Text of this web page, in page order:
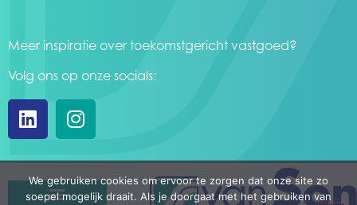
Meer inspiratie over toekomstgericht vastgoed?
Volg ons op onze socials:
We gebruiken cookies om ervoor te zorgen dat onze site zo
soepel mogelijk draait. Als je doorgaat met het gebruiken van